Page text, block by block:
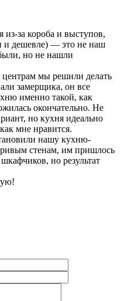
из-за короба и выступов,
и дешевле) — это не наш
но не нашли
мы решили делать
замерщика, он все
именно такой, как
окончательно. Не
но кухня идеально
мне нравится.
нашу кухню-
стенам, им пришлось
но результат